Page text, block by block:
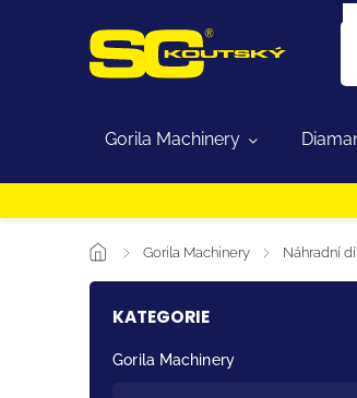
Gorila Machinery
/ Gorila Machinery / Náhradní
KATEGORIE
Gorila Machinery